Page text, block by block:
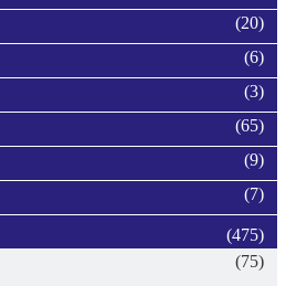
(20)
(6)
(3)
(65)
(9)
(7)
(475)
(75)